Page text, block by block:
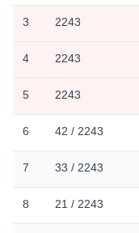
3 2243
4 2243
5 2243
6 42 / 2243
7 33 / 2243
8 21 / 2243